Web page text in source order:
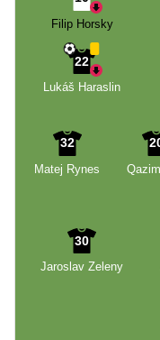
Filip Horsky
22
Lukáš Haraslin
32
Matej Rynes
30
Jaroslav Zeleny